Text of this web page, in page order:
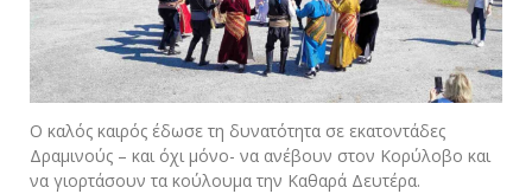
Ο καλός καιρός έδωσε τη δυνατότητα σε εκατοντάδες
Δραμινούς – και όχι μόνο- να ανέβουν στον Κορύλοβο και
να γιορτάσουν τα κούλουμα την Καθαρά Δευτέρα.